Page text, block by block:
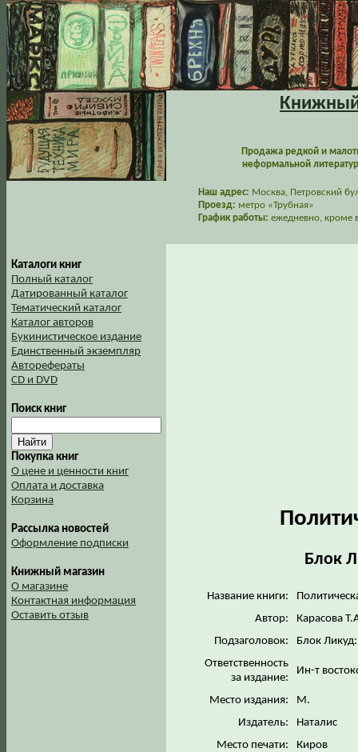
Книжный
Продажа редкой и
неформальной
Наш адрес: Москва, Петровский
Проезд: метро «Трубная»
График работы: ежедневно, кроме
Каталоги книг
Полный каталог
Датированный каталог
Тематический каталог
Каталог авторов
Букинистическое издание
Единственный экземпляр
Авторефераты
CD и DVD
Поиск книг
Покупка книг
О цене и ценности книг
Оплата и доставка
Корзина
Рассылка новостей
Оформление подписки
Книжный магазин
О магазине
Контактная информация
Оставить отзыв
Блок
Название книги:
Автор:
Карасова
Подзаголовок:
Блок
Ответственность
за издание:
Ин-т
Место издания:
М.
Издатель:
Наталис
Место печати:
Киров